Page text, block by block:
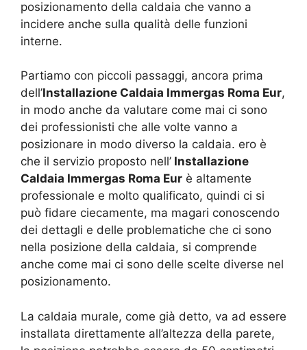
posizionamento della caldaia che vanno a
incidere anche sulla qualità delle funzioni
interne.
Partiamo con piccoli passaggi, ancora prima
dell’Installazione Caldaia Immergas Roma Eur,
in modo anche da valutare come mai ci sono
dei professionisti che alle volte vanno a
posizionare in modo diverso la caldaia. ero è
che il servizio proposto nell’ Installazione
Caldaia Immergas Roma Eur è altamente
professionale e molto qualificato, quindi ci si
può fidare ciecamente, ma magari conoscendo
dei dettagli e delle problematiche che ci sono
nella posizione della caldaia, si comprende
anche come mai ci sono delle scelte diverse nel
posizionamento.
La caldaia murale, come già detto, va ad essere
installata direttamente all’altezza della parete,